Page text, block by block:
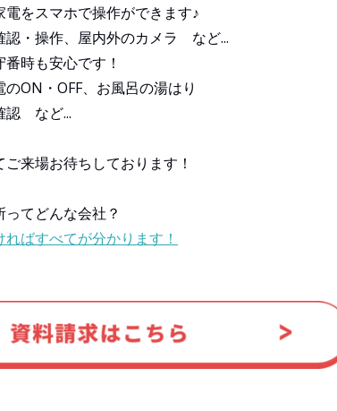
をスマホで操作ができます♪
・操作、屋内外のカメラ など...
時も安心です！
ON・OFF、お風呂の湯はり
認 など...
来場お待ちしております！
てどんな会社？
ばすべてが分かります！